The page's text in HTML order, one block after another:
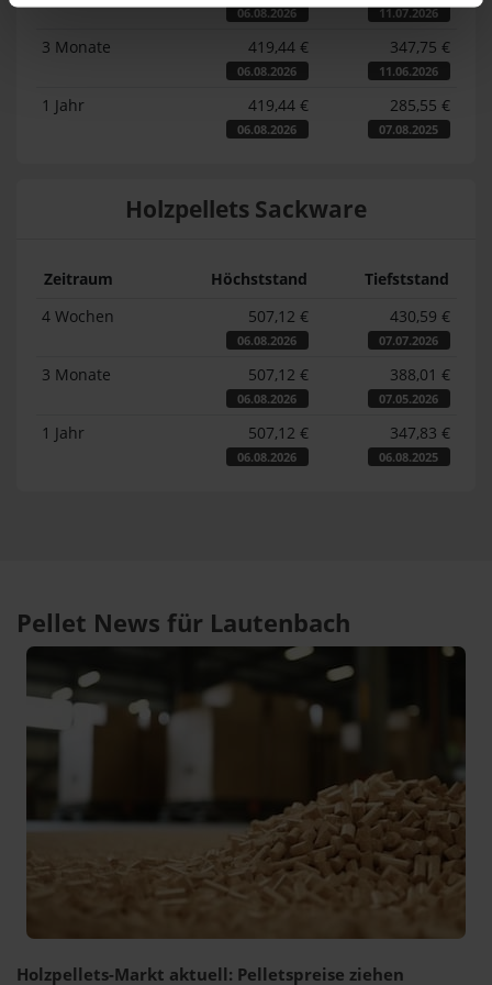
06.08.2026 11.07.2026
3 Monate 419,44 €
06.08.2026
347,75 €
11.06.2026
1 Jahr 419,44 €
06.08.2026
285,55 €
07.08.2025
Holzpellets Sackware
Zeitraum Höchststand
Tiefststand
4 Wochen
507,12 €
06.08.2026
430,59 €
07.07.2026
3 Monate 507,12 €
06.08.2026
388,01 €
07.05.2026
1 Jahr 507,12 €
06.08.2026
347,83 €
06.08.2025
Pellet News für Lautenbach
Holzpellets-Markt aktuell: Pelletspreise ziehen